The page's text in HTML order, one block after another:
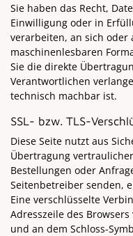
Sie haben das Recht,
Einwilligung oder in
verarbeiten, an sich oder
maschinenlesbaren
Sie die direkte
Verantwortlichen
technisch machbar ist.
SSL- bzw. TLS-
Diese Seite nutzt aus
Übertragung
Bestellungen oder
Seitenbetreiber senden,
Eine verschlüsselte
Adresszeile des
und an dem Schloss-